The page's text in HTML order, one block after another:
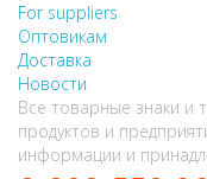
For suppliers
Оптовикам
Доставка
Новости
Все товарные знаки и
продуктов и
информации и